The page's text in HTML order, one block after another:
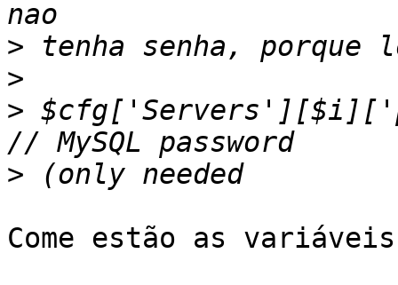
>
>
>
>
Come estão as